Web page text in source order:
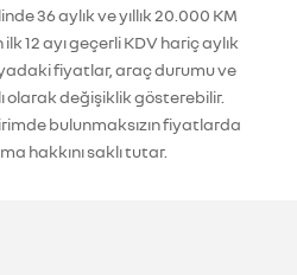
36 aylık ve yıllık 20.000 KM
12 ayı geçerli KDV hariç aylık
fiyatlar, araç durumu ve
olarak değişiklik gösterebilir.
bulunmaksızın fiyatlarda
hakkını saklı tutar.